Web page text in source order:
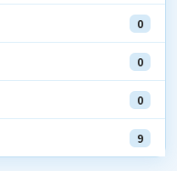
0
0
0
9